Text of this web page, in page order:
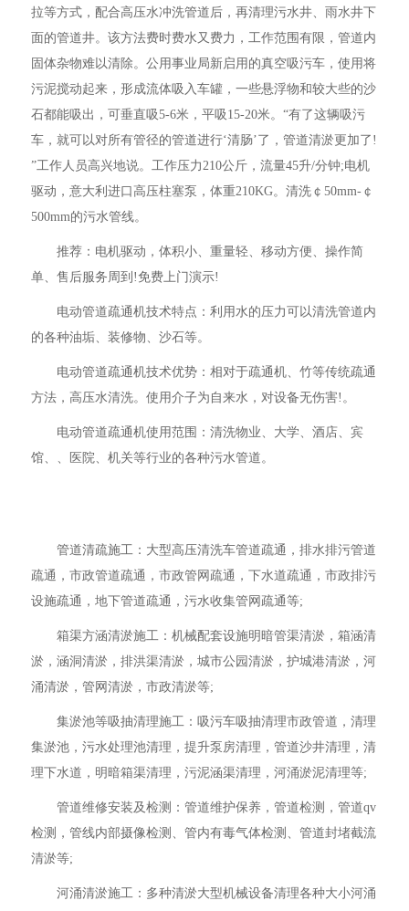
拉等方式，配合高压水冲洗管道后，再清理污水井、雨水井下
面的管道井。该方法费时费水又费力，工作范围有限，管道内
固体杂物难以清除。公用事业局新启用的真空吸污车，使用将
污泥搅动起来，形成流体吸入车罐，一些悬浮物和较大些的沙
石都能吸出，可垂直吸5-6米，平吸15-20米。“有了这辆吸污
车，就可以对所有管径的管道进行‘清肠’了，管道清淤更加了!
”工作人员高兴地说。工作压力210公斤，流量45升/分钟;电机
驱动，意大利进口高压柱塞泵，体重210KG。清洗￠50mm-￠
500mm的污水管线。
推荐：电机驱动，体积小、重量轻、移动方便、操作简
单、售后服务周到!免费上门演示!
电动管道疏通机技术特点：利用水的压力可以清洗管道内
的各种油垢、装修物、沙石等。
电动管道疏通机技术优势：相对于疏通机、竹等传统疏通
方法，高压水清洗。使用介子为自来水，对设备无伤害!。
电动管道疏通机使用范围：清洗物业、大学、酒店、宾
馆、、医院、机关等行业的各种污水管道。
管道清疏施工：大型高压清洗车管道疏通，排水排污管道
疏通，市政管道疏通，市政管网疏通，下水道疏通，市政排污
设施疏通，地下管道疏通，污水收集管网疏通等;
箱渠方涵清淤施工：机械配套设施明暗管渠清淤，箱涵清
淤，涵洞清淤，排洪渠清淤，城市公园清淤，护城港清淤，河
涌清淤，管网清淤，市政清淤等;
集淤池等吸抽清理施工：吸污车吸抽清理市政管道，清理
集淤池，污水处理池清理，提升泵房清理，管道沙井清理，清
理下水道，明暗箱渠清理，污泥涵渠清理，河涌淤泥清理等;
管道维修安装及检测：管道维护保养，管道检测，管道qv
检测，管线内部摄像检测、管内有毒气体检测、管道封堵截流
清淤等;
河涌清淤施工：多种清淤大型机械设备清理各种大小河涌